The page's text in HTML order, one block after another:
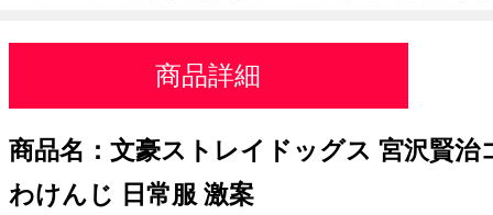
商品詳細
商品名：文豪ストレイドッグス 宮沢賢
わけんじ 日常服 激案